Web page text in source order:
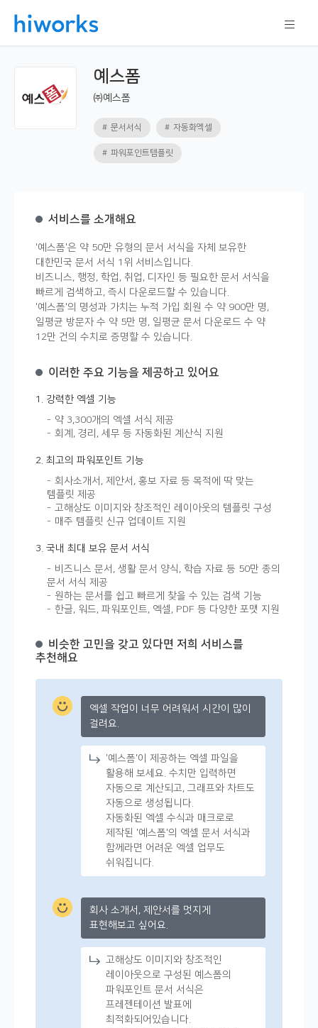
예스폼
㈜예스폼
문서서식 자동화엑셀
파워포인트템플릿
서비스를 소개해요
'예스폼'은 약 50만 유형의 문서 서식을 자체 보유한
대한민국 문서 서식 1위 서비스입니다.
비즈니스, 행정, 학업, 취업, 디자인 등 필요한 문서 서식을
빠르게 검색하고, 즉시 다운로드할 수 있습니다.
'예스폼'의 명성과 가치는 누적 가입 회원 수 약 900만 명,
일평균 방문자 수 약 5만 명, 일평균 문서 다운로드 수 약
12만 건의 수치로 증명할 수 있습니다.
이러한 주요 기능을 제공하고 있어요
1. 강력한 엑셀 기능
약 3,300개의 엑셀 서식 제공
회계, 경리, 세무 등 자동화된 계산식 지원
2. 최고의 파워포인트 기능
회사소개서, 제안서, 홍보 자료 등 목적에 딱 맞는
템플릿 제공
고해상도 이미지와 창조적인 레이아웃의 템플릿 구성
매주 템플릿 신규 업데이트 지원
3. 국내 최대 보유 문서 서식
비즈니스 문서, 생활 문서 양식, 학습 자료 등 50만 종의
문서 서식 제공
원하는 문서를 쉽고 빠르게 찾을 수 있는 검색 기능
한글, 워드, 파워포인트, 엑셀, PDF 등 다양한 포맷 지원
비슷한 고민을 갖고 있다면 저희 서비스를
추천해요
엑셀 작업이 너무 어려워서 시간이 많이
걸려요.
'예스폼'이 제공하는 엑셀 파일을
활용해 보세요. 수치만 입력하면
자동으로 계산되고, 그래프와 차트도
자동으로 생성됩니다.
자동화된 엑셀 수식과 매크로로
제작된 '예스폼'의 엑셀 문서 서식과
함께라면 어려운 엑셀 업무도
쉬워집니다.
회사 소개서, 제안서를 멋지게
표현해보고 싶어요.
고해상도 이미지와 창조적인
레이아웃으로 구성된 예스폼의
파워포인트 문서 서식은
프레젠테이션 발표에
최적화되어있습니다.